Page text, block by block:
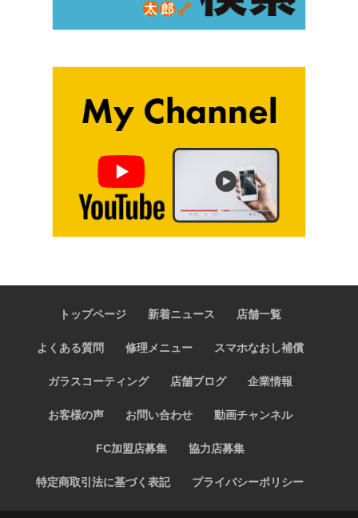
トップページ 新着ニュース 店舗一覧
よくある質問 修理メニュー スマホなおし補償
ガラスコーティング 店舗ブログ 企業情報
お客様の声 お問い合わせ 動画チャンネル
FC加盟店募集 協力店募集
特定商取引法に基づく表記 プライバシーポリシー